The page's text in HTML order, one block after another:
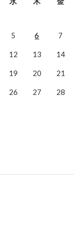
5 6 7
12 13 14
19 20 21
26 27 28